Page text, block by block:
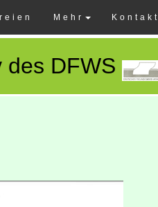
Mehr Kontakt
des DFWS